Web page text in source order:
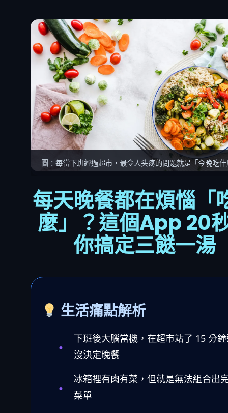
圖：每當下班經過超市，最令人头疼的問題就是「今晚吃
每天晚餐都在煩惱「
麼」？這個App 20
你搞定三餸一湯
生活痛點解析
下班後大腦當機，在超市站了 15 分
沒決定晚餐
冰箱裡有肉有菜，但就是無法組合出
菜單